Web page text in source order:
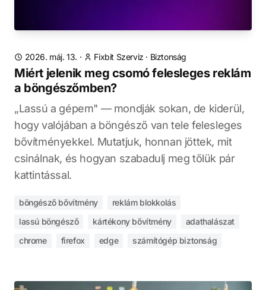
2026. máj. 13. · Fixbit Szerviz · Biztonság
Miért jelenik meg csomó felesleges reklám
a böngészőmben?
„Lassú a gépem" — mondják sokan, de kiderül,
hogy valójában a böngésző van tele felesleges
bővítményekkel. Mutatjuk, honnan jöttek, mit
csinálnak, és hogyan szabadulj meg tőlük pár
kattintással.
böngésző bővítmény
reklám blokkolás
lassú böngésző
kártékony bővítmény
adathalászat
chrome
firefox edge számítógép biztonság